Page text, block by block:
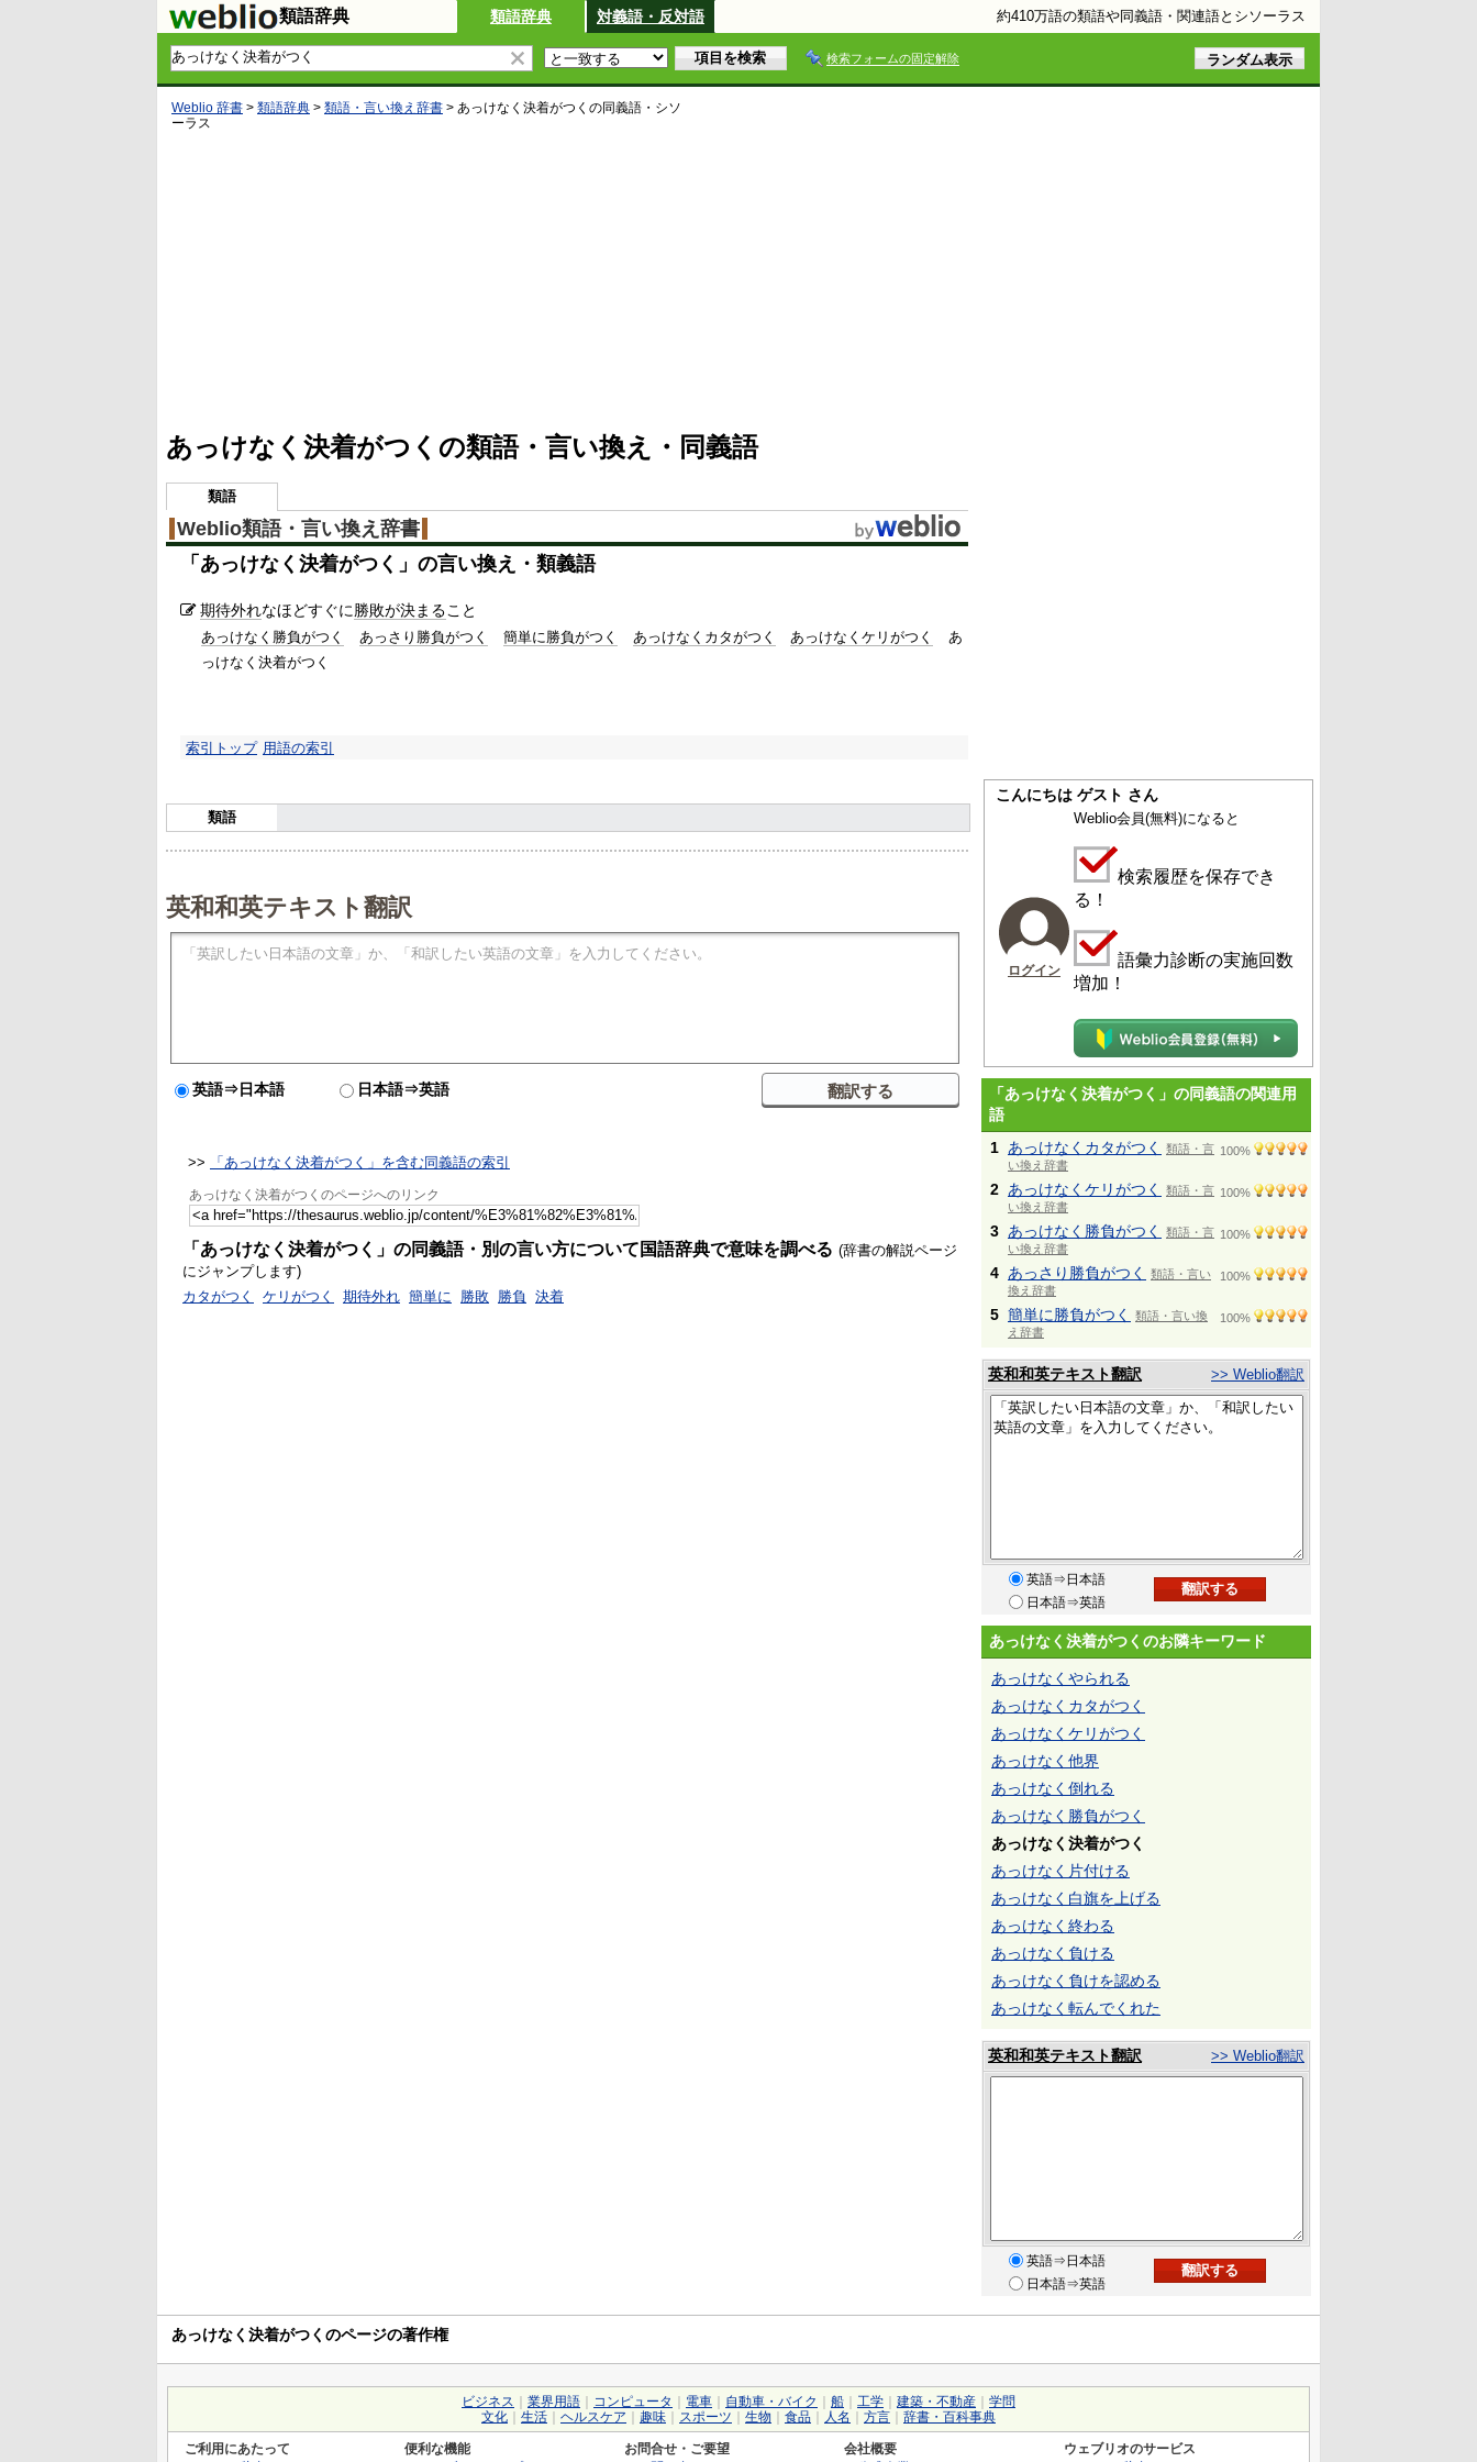
類語辞典 類語辞典 対義語・反対語 約410万語の類語や同義語・関連語とシソーラス
検索フォームの固定解除
Weblio 辞書 > 類語辞典 > 類語・言い換え辞書 > あっけなく決着がつく の同義語・シソ
ーラス
4
5
%
あっけなく決着がつくの類語・言い換え・同義語
類語
Weblio類語・言い換え辞書
「 あっけなく決着がつく 」の言い換え・類義語
期待外れなほどすぐに勝敗が決まること
あっけなく勝負がつく あっさり勝負がつく 簡単に勝負がつく あっけなくカタがつく あっけなくケリがつく
あ
っけなく決着がつく
索引トップ 用語の索引
類語
英和和英テキスト翻訳
英語⇒日本語 日本語⇒英語
>> 「あっけなく決着がつく」を含む同義語の索引
あっけなく決着がつくのページへのリンク
「あっけなく決着がつく」の同義語・別の言い方について国語辞典で意味を調べる (辞書の解説ページ
にジャンプします)
カタがつく
ケリがつく 期待外れ 簡単に 勝敗 勝負 決着
こんにちは ゲスト さん
ログイン
Weblio会員(無料)になると
検索履歴を保存でき
る！
語彙力診断の実施回数
増加！
「あっけなく決着がつく」の同義語の関連用
語
1 あっけなくカタがつく
類語・言
い換え辞書
100%
2 あっけなくケリがつく
類語・言
い換え辞書
100%
3 あっけなく勝負がつく
類語・言
い換え辞書
100%
4 あっさり勝負がつく
類語・言い
換え辞書
100%
5 簡単に勝負がつく
類語・言い換
え辞書
100%
英和和英テキスト翻訳 >> Weblio翻訳
英語⇒日本語
日本語⇒英語
あっけなく決着がつくのお隣キーワード
あっけなくやられる
あっけなくカタがつく
あっけなくケリがつく
あっけなく他界
あっけなく倒れる
あっけなく勝負がつく
あっけなく決着がつく
あっけなく片付ける
あっけなく白旗を上げる
あっけなく終わる
あっけなく負ける
あっけなく負けを認める
あっけなく転んでくれた
英和和英テキスト翻訳 >> Weblio翻訳
英語⇒日本語
日本語⇒英語
あっけなく決着がつくのページの著作権
ビジネス 業界用語 コンピュータ 電車 自動車・バイク 船 工学 建築・不動産
学問
文化
生活 ヘルスケア 趣味 スポーツ 生物 食品 人名 方言 辞書・百科事典
ご利用にあたって
便利な機能
お問合せ・ご要望
会社概要
ウェブリオのサービス